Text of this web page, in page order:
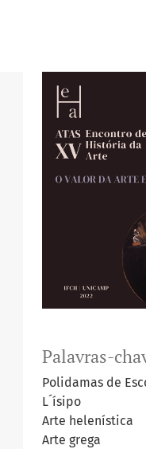
Palavras-
Polidamas de
L´ísipo
Arte helenística
Arte grega